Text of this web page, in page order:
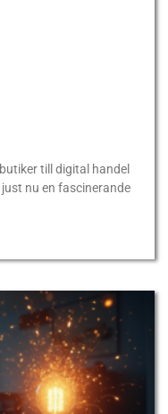
till digital handel
nu en fascinerande